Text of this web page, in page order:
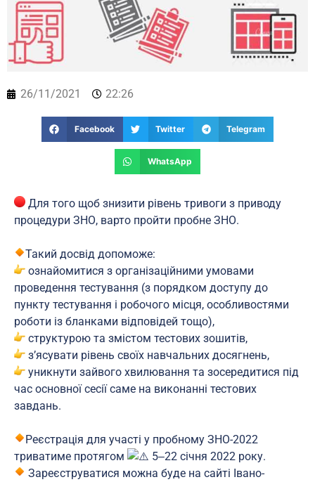
26/11/2021 22:26
Facebook Twitter Telegram
WhatsApp
Для того щоб знизити рівень тривоги з приводу
процедури ЗНО, варто пройти пробне ЗНО.
Такий досвід допоможе:
ознайомитися з організаційними умовами
проведення тестування (з порядком доступу до
пункту тестування і робочого місця, особливостями
роботи із бланками відповідей тощо),
структурою та змістом тестових зошитів,
з’ясувати рівень своїх навчальних досягнень,
уникнути зайвого хвилювання та зосередитися під
час основної сесії саме на виконанні тестових
завдань.
Реєстрація для участі у пробному ЗНО-2022
триватиме протягом
5‒22 січня 2022 року.
Зареєструватися можна буде на сайті Івано-